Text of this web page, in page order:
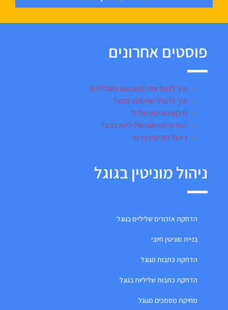
פוסטים אחרונים
איך לנצח את התוצאות השליליות
איך להסיר שיימינג מגוגל
תיקון מוניטין שלילי
הסרת תוצאות שליליות בגוגל
ניהול מוניטין פרטי
ניהול מוניטין בגוגל
הדחקת אזכורים שליליים בגוגל
בניית מוניטין חיובי
הדחקת כתבות מגוגל
הדחקת כתבות שליליות בגוגל
מחיקת מסמכים מגוגל